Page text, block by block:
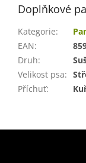
Doplňkové
Kategorie:
EAN:
Druh:
Velikost psa:
Příchuť:
Z